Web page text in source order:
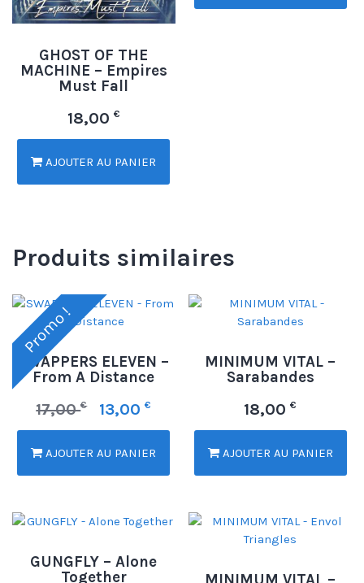
GHOST OF THE
MACHINE – Empires
Must Fall
18,00 €
AJOUTER AU PANIER
Produits similaires
Promo !
SWAPPERS ELEVEN –
From A Distance
17,00€ 13,00€
AJOUTER AU PANIER
MINIMUM VITAL –
Sarabandes
18,00€
AJOUTER AU PANIER
GUNGFLY – Alone
Together